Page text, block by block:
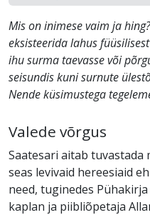
Mis on inimese vaim ja
eksisteerida lahus
ihu surma taevasse või
seisundis kuni surnute
Nende küsimustega
Valede võrgus
Saatesari aitab
seas levivaid hereesiaid
need, tuginedes
kaplan ja piibliõpetaja